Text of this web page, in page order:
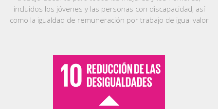
incluidos los jóvenes y las personas con discapacidad, así
como la igualdad de remuneración por trabajo de igual valor